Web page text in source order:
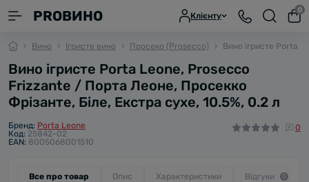
PROВИНО Клієнту
0
Вино Ігристе вино Просеко (Prosecco) Вино ігристе Porta
Вино ігристе Porta Leone, Prosecco
Frizzante / Порта Леоне, Просекко
Фрізанте, Біле, Екстра сухе, 10.5%, 0.2 л
Бренд: Porta Leone
Код: 25842-02
EAN: 8005068001510
0
Все про товар Опис Характеристики Відгуки 0